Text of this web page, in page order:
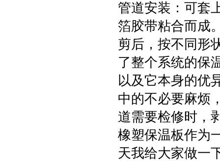
管道安装：可套
箔胶带粘合而成
剪后，按不同形
了整个系统的保
以及它本身的优
中的不必要麻烦
道需要检修时，
橡塑保温板作为
天我给大家做一